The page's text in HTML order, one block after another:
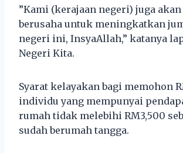
”Kami (kerajaan negeri) juga
berusaha untuk meningkatkan
negeri ini, InsyaAllah,” katanya
Negeri Kita.
Syarat kelayakan bagi memohon
individu yang mempunyai
rumah tidak melebihi RM3,500
sudah berumah tangga.